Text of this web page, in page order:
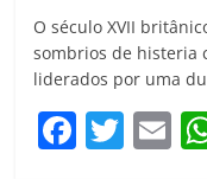
O século XVII
sombrios de histeria
liderados por uma
F T E